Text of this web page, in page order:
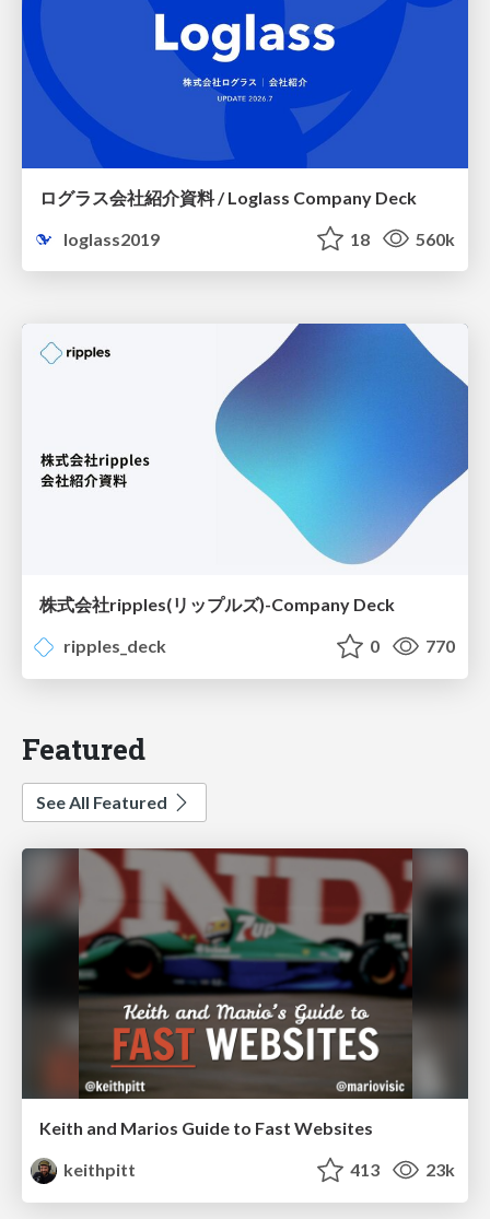
ログラス会社紹介資料 / Loglass Company Deck
loglass2019
18 560k
株式会社ripples(リップルズ)-Company Deck
ripples_deck
0 770
Featured
See All Featured
Keith and Marios Guide to Fast Websites
keithpitt
413 23k